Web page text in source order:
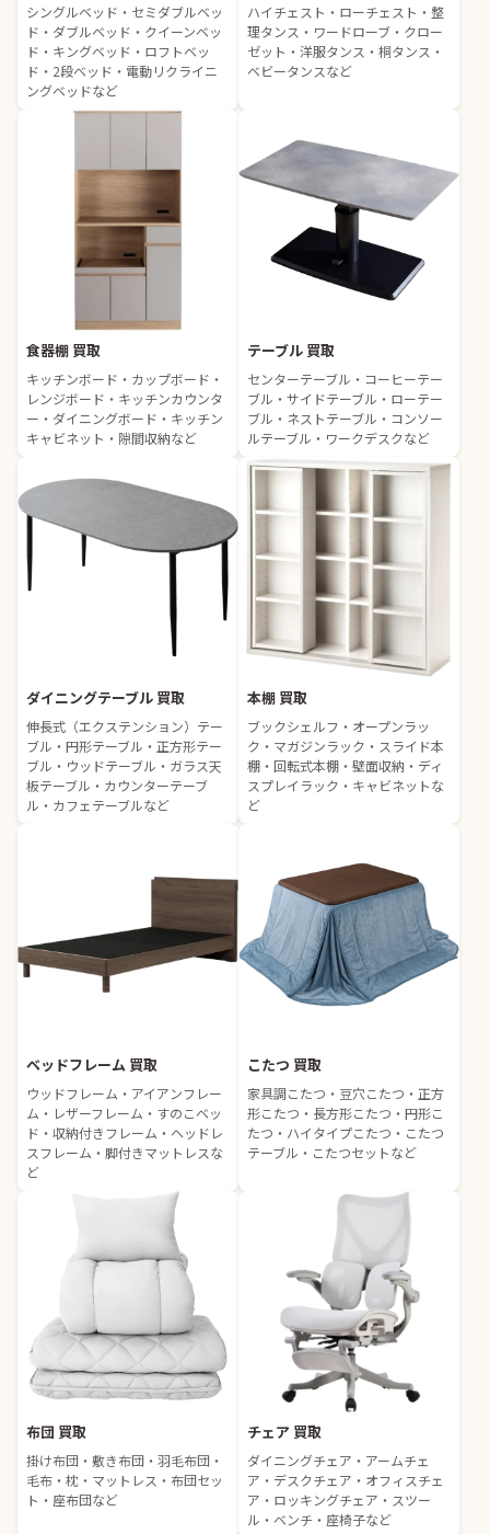
シングルベッド・セミダブルベッ
ド・ダブルベッド・クイーンベッ
ド・キングベッド・ロフトベッ
ド・2段ベッド・電動リクライニ
ングベッドなど
ハイチェスト・ローチェスト・整
理タンス・ワードローブ・クロー
ゼット・洋服タンス・桐タンス・
ベビータンスなど
食器棚 買取
キッチンボード・カップボード・
レンジボード・キッチンカウンタ
ー・ダイニングボード・キッチン
キャビネット・隙間収納など
テーブル 買取
センターテーブル・コーヒーテー
ブル・サイドテーブル・ローテー
ブル・ネストテーブル・コンソー
ルテーブル・ワークデスクなど
ダイニングテーブル 買取
伸長式（エクステンション）テー
ブル・円形テーブル・正方形テー
ブル・ウッドテーブル・ガラス天
板テーブル・カウンターテーブ
ル・カフェテーブルなど
本棚 買取
ブックシェルフ・オープンラッ
ク・マガジンラック・スライド本
棚・回転式本棚・壁面収納・ディ
スプレイラック・キャビネットな
ど
ベッドフレーム 買取
ウッドフレーム・アイアンフレー
ム・レザーフレーム・すのこベッ
ド・収納付きフレーム・ヘッドレ
スフレーム・脚付きマットレスな
ど
こたつ 買取
家具調こたつ・豆穴こたつ・正方
形こたつ・長方形こたつ・円形こ
たつ・ハイタイプこたつ・こたつ
テーブル・こたつセットなど
布団 買取
掛け布団・敷き布団・羽毛布団・
毛布・枕・マットレス・布団セッ
ト・座布団など
チェア 買取
ダイニングチェア・アームチェ
ア・デスクチェア・オフィスチェ
ア・ロッキングチェア・スツー
ル・ベンチ・座椅子など